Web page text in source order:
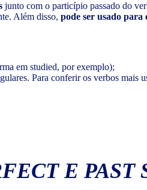
junto com o particípio passado do
Além disso, pode ser usado para
em studied, por exemplo);
Para conferir os verbos mais
E PAST